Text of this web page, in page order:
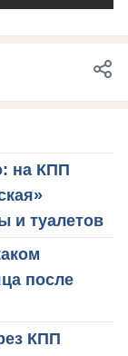
на КПП
и туалетов
после
КПП